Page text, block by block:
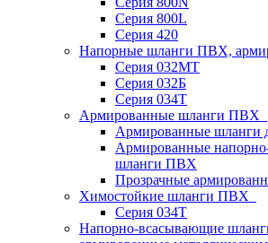
Серия 800L
Серия 420
Напорные шланги ПВХ,
Серия 032МТ
Серия 032Б
Серия 034Т
Армированные шланги ПВХ
Армированные шланги
Армированные
шланги ПВХ
Прозрачные
Химостойкие шланги ПВХ
Серия 034Т
Напорно-всасывающие